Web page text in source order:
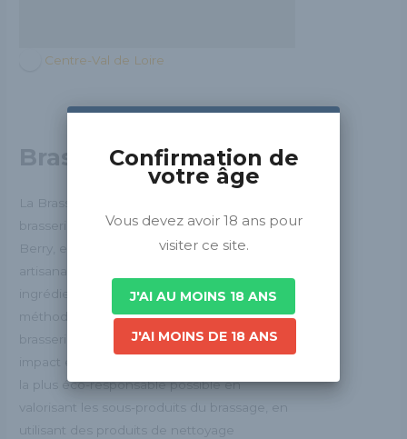
Centre-Val de Loire
Brasserie Contrevent
La Brasserie du Contrevent est une
brasserie artisanale située entre Sologne et
Berry, en France. Elle produit des bières
artisanales de qualité en utilisant des
ingrédients locaux et en appliquant des
méthodes de brassage traditionnelles. La
brasserie est également soucieuse de son
impact environnemental et s’efforce d’être
la plus éco-responsable possible en
valorisant les sous-produits du brassage, en
utilisant des produits de nettoyage
Confirmation de
votre âge
Vous devez avoir 18 ans pour
visiter ce site.
J'AI AU MOINS 18 ANS
J'AI MOINS DE 18 ANS